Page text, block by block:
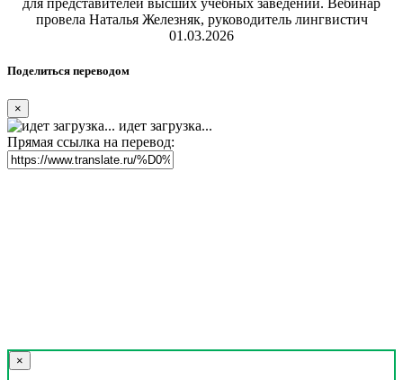
для представителей высших учебных заведений. Вебинар
провела Наталья Железняк, руководитель лингвистич
01.03.2026
Поделиться переводом
×
идет загрузка...
Прямая ссылка на перевод:
×